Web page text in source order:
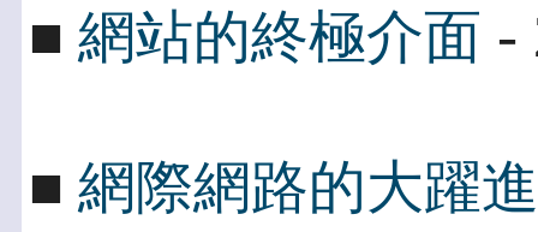
■ 網站的終極介面 -
■ 網際網路的大躍